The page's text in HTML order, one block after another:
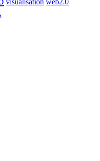
visualisation web2.0